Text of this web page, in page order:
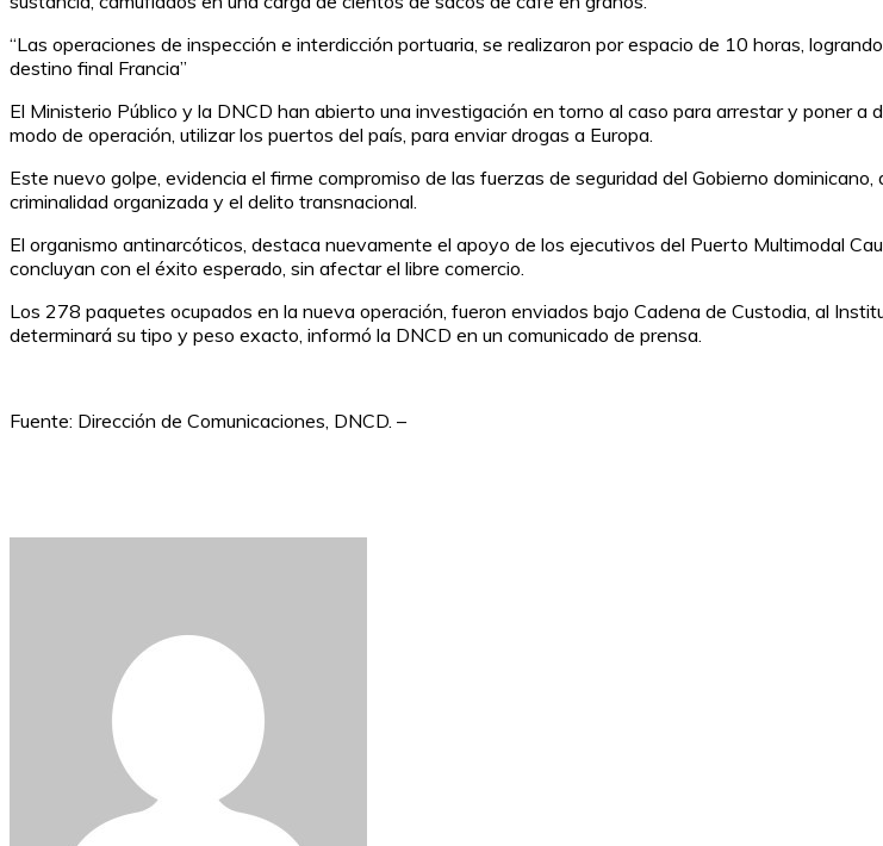
“Las operaciones de inspección e interdicción portuaria, se realizaron por espacio de 10 horas,
destino final Francia”
El Ministerio Público y la DNCD han abierto una investigación en torno al caso para arrestar y poner
modo de operación, utilizar los puertos del país, para enviar drogas a Europa.
Este nuevo golpe, evidencia el firme compromiso de las fuerzas de seguridad del Gobierno
criminalidad organizada y el delito transnacional.
El organismo antinarcóticos, destaca nuevamente el apoyo de los ejecutivos del Puerto Multimodal
concluyan con el éxito esperado, sin afectar el libre comercio.
Los 278 paquetes ocupados en la nueva operación, fueron enviados bajo Cadena de Custodia, al
determinará su tipo y peso exacto, informó la DNCD en un comunicado de prensa.
Fuente: Dirección de Comunicaciones, DNCD. –